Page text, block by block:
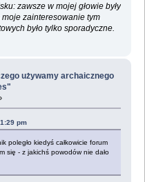
zawsze w mojej głowie były
zainteresowanie tym
było tylko sporadyczne.
używamy archaicznego
pm
poległo kiedyś całkowicie forum
się - z jakichś powodów nie dało